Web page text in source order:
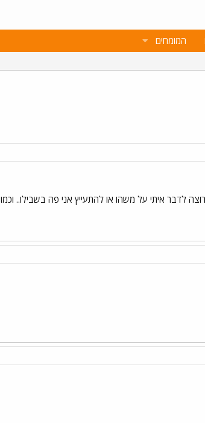
המומחים
לדבר איתי על משהו או להתעייץ אני פה בשבילו..